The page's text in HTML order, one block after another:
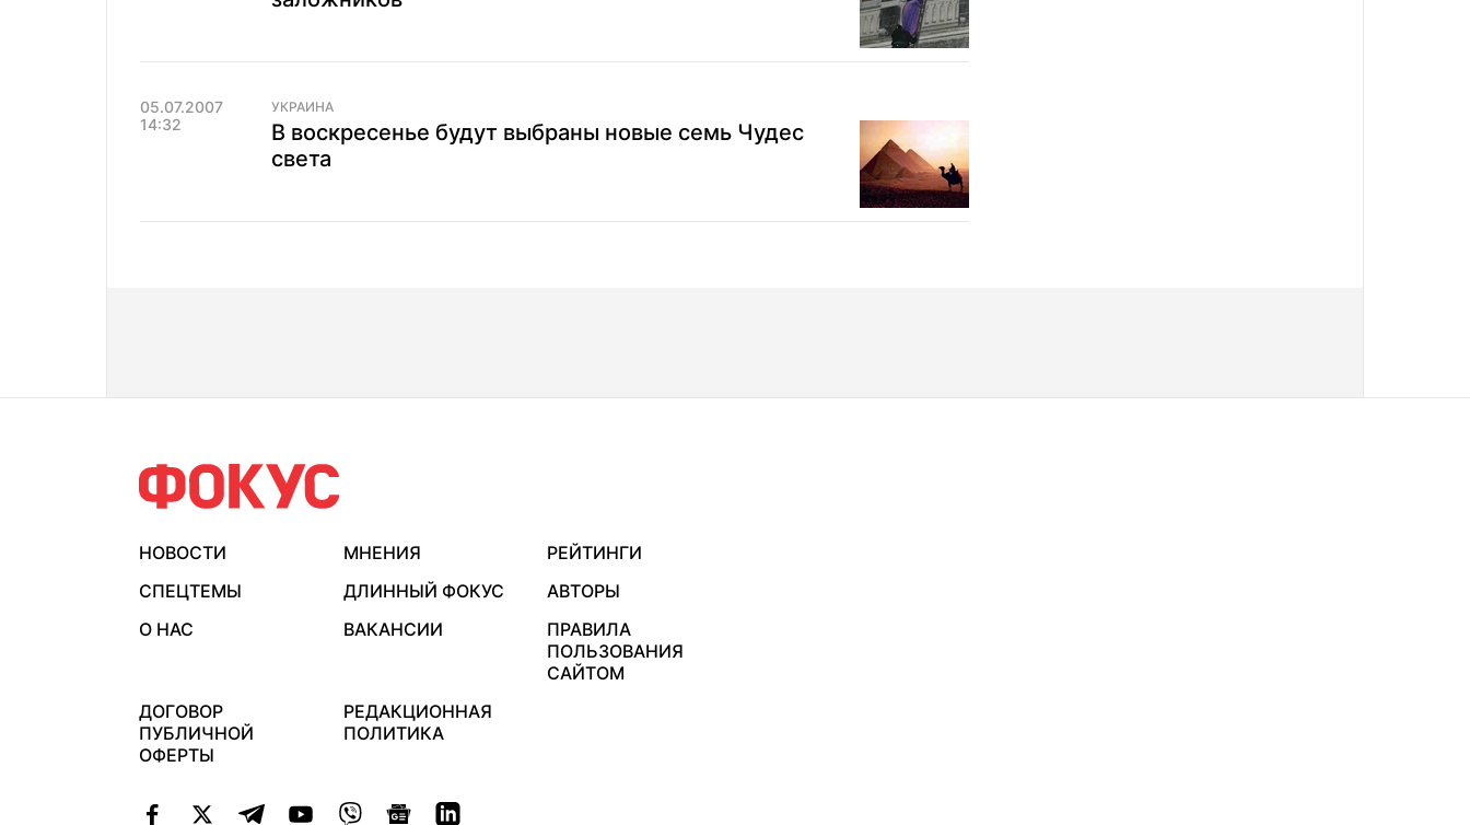
05.07.2007
14:32
УКРАИНА
В воскресенье будут выбраны новые семь Чудес
света
НОВОСТИ МНЕНИЯ
РЕЙТИНГИ
СПЕЦТЕМЫ
ДЛИННЫЙ ФОКУС
АВТОРЫ
О НАС
ВАКАНСИИ
ПРАВИЛА
ПОЛЬЗОВАНИЯ
САЙТОМ
ДОГОВОР
ПУБЛИЧНОЙ
ОФЕРТЫ
РЕДАКЦИОННАЯ
ПОЛИТИКА